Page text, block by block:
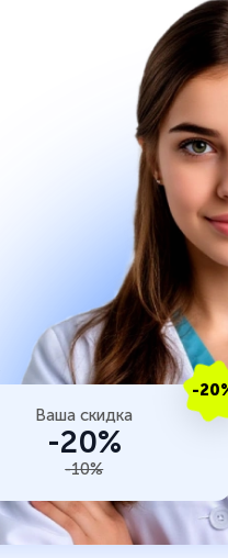
-
Ваша скидка
-20%
-10%